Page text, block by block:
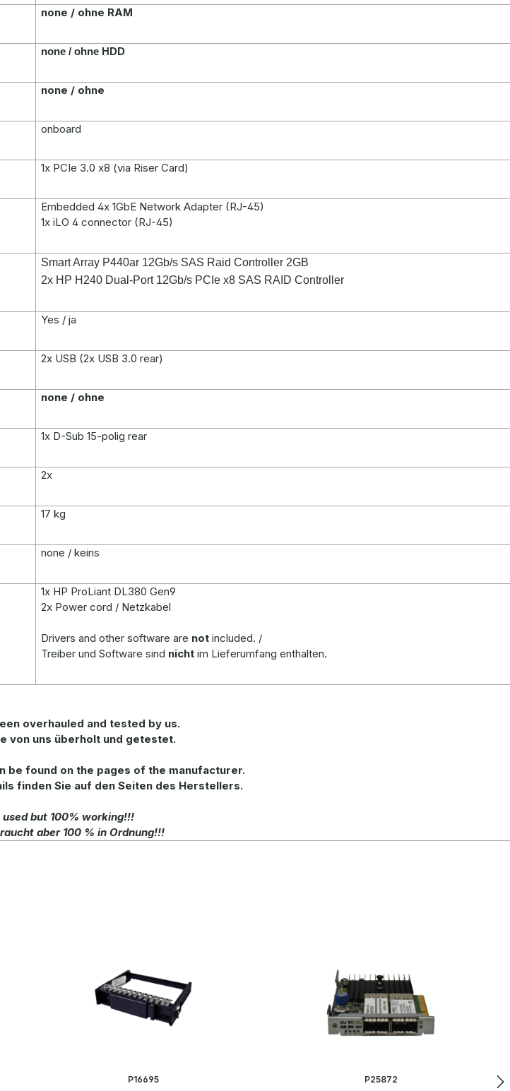
none / ohne RAM
none / ohne HDD
none / ohne
onboard
1x PCIe 3.0 x8 (via Riser Card)
Embedded 4x 1GbE Network Adapter (RJ-45)
1x iLO 4 connector (RJ-45)
Smart Array P440ar 12Gb/s SAS Raid Controller 2GB
2x HP H240 Dual-Port 12Gb/s PCIe x8 SAS RAID Controller
Yes / ja
2x USB (2x USB 3.0 rear)
none / ohne
1x D-Sub 15-polig rear
2x
17 kg
none / keins
1x HP ProLiant DL380 Gen9
2x Power cord / Netzkabel
Drivers and other software are not included. /
Treiber und Software sind nicht im Lieferumfang enthalten.
overhauled and tested by us.
von uns überholt und getestet.
be found on the pages of the manufacturer.
finden Sie auf den Seiten des Herstellers.
but 100% working!!!
aber 100 % in Ordnung!!!
P16695 P25872